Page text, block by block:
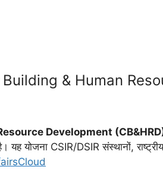
Building & Human
Development
यह योजना CSIR/DSIR संस्थानों,